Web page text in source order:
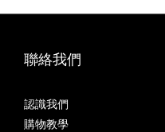
聯絡我們
認識我們
購物教學